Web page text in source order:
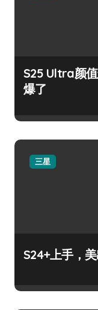
S25 Ultra颜
爆了
三星
S24+上手，美